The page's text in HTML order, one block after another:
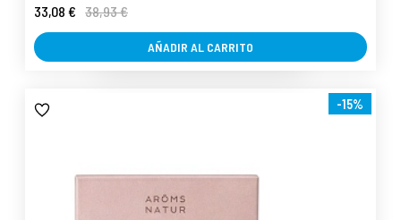
33,08 € 38,93 €
AÑADIR AL CARRITO
-15%